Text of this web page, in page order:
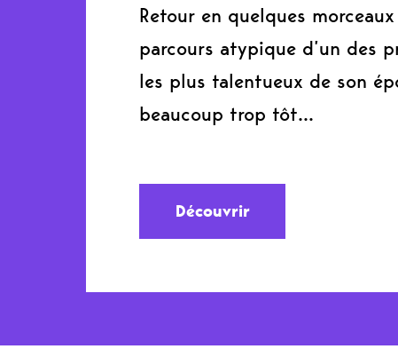
Retour en quelques
parcours atypique d’un des
les plus talentueux de son
beaucoup trop tôt…
Découvrir